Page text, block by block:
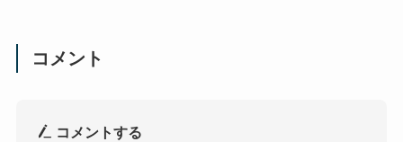
コメント
コメントする